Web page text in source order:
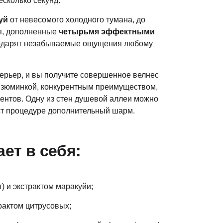
от невесомого холодного тумана, до
дополненные четырьмя эффектными
незабываемые ощущения любому
и вы получите совершенное велнес
конкурентным преимуществом,
Одну из стен душевой аллеи можно
процедуре дополнительный шарм.
в себя:
экстрактом маракуйи;
цитрусовых;